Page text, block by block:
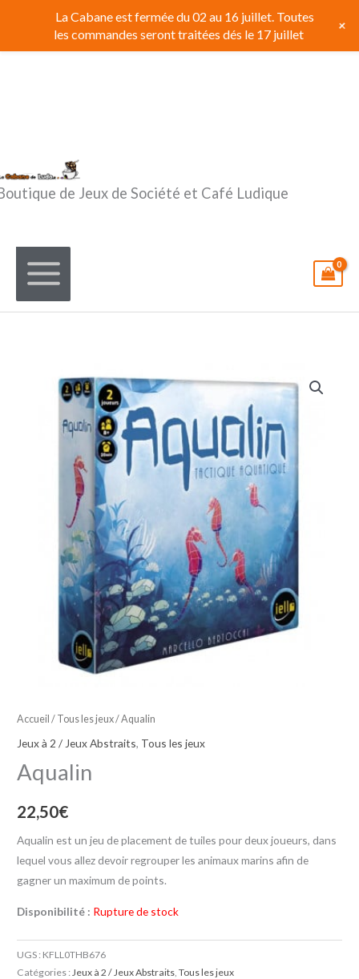
contenu
de Jeux de Société et Café Ludique
Accueil / Tous les jeux/ Aqualin
Jeux à 2 / Jeux Abstraits, Tous les jeux
Aqualin
22,50€
Aqualin est un jeu de placement de tuiles pour deux joueurs, dans
lequel vous allez devoir regrouper les animaux marins afin de
gagner un maximum de points.
Disponibilité : Rupture de stock
UGS : KFLL0THB676
Catégories : Jeux à 2 / Jeux Abstraits ,Tous les jeux
La Cabane est fermée du 02 au 16 juillet. Toutes
les commandes seront traitées dés le 17 juillet
+